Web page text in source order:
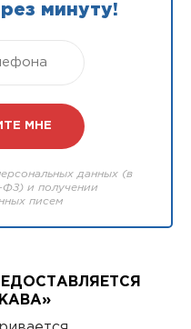
минуту!
данных (в
ФЗ) и получении
писем